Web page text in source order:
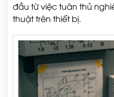
đầu từ việc tuân thủ
thuật trên thiết bị.